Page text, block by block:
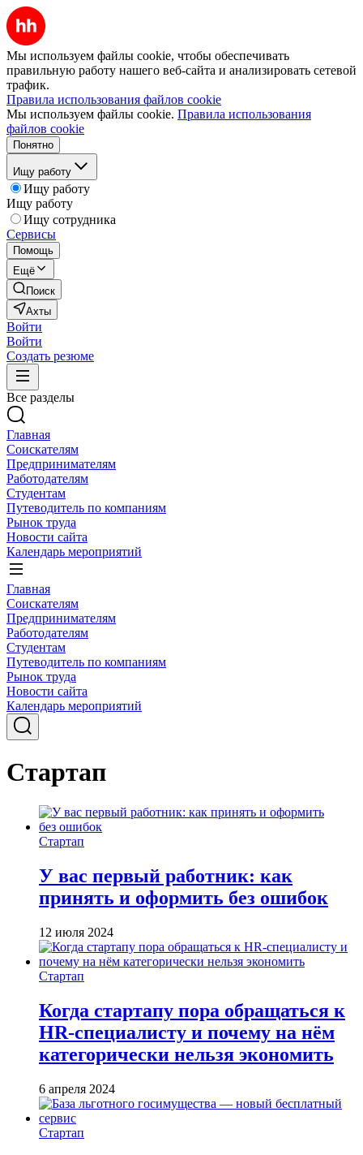
Мы используем файлы cookie, чтобы обеспечивать
правильную работу нашего веб-сайта и анализировать сетевой
трафик.
Правила использования файлов cookie
Мы используем файлы cookie. Правила использования
файлов cookie
Понятно
Ищу работу
Ищу работу
Ищу работу
Ищу сотрудника
Сервисы
Помощь
Ещё
Поиск
Ахты
Войти
Войти
Создать резюме
Все разделы
Главная
Соискателям
Предпринимателям
Работодателям
Студентам
Путеводитель по компаниям
Рынок труда
Новости сайта
Календарь мероприятий
Главная
Соискателям
Предпринимателям
Работодателям
Студентам
Путеводитель по компаниям
Рынок труда
Новости сайта
Календарь мероприятий
Стартап
Стартап
У вас первый работник: как
принять и оформить без ошибок
12 июля 2024
Стартап
Когда стартапу пора обращаться к
HR-специалисту и почему на нём
категорически нельзя экономить
6 апреля 2024
Стартап